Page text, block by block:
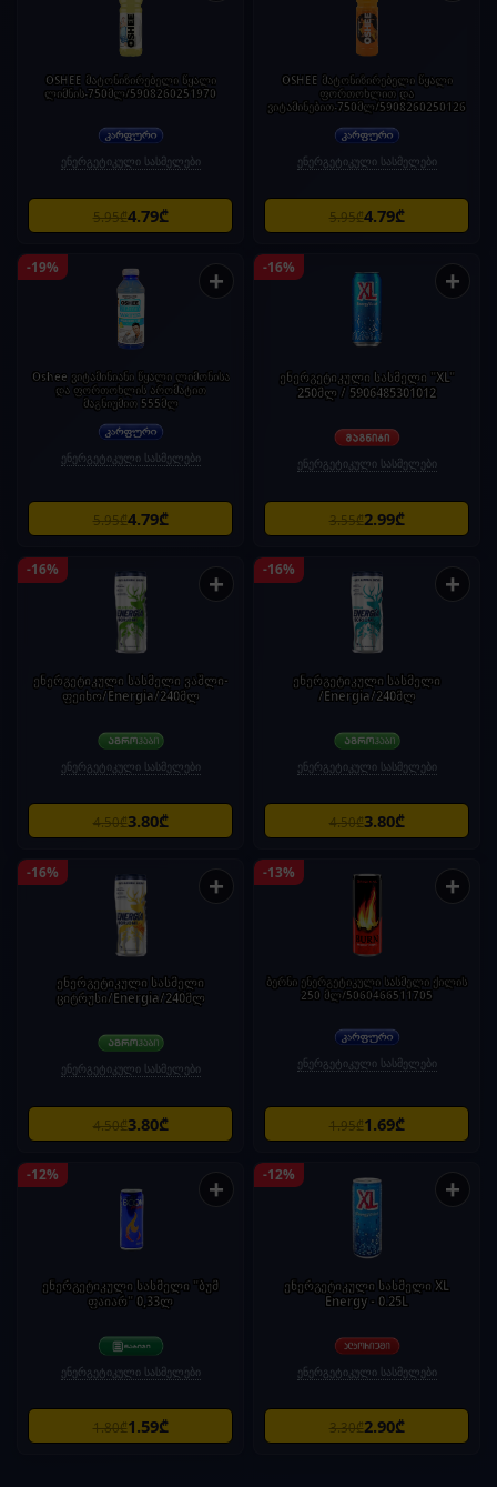
OSHEE მატონიზირებელი წყალი
ლიმნის-750მლ/5908260251970
ენერგეტიკული სასმელები
5.95₾4.79₾
OSHEE მატონიზირებელი წყალი
ფორთოხლით და
ვიტამინებით-750მლ/5908260250126
ენერგეტიკული სასმელები
5.95₾4.79₾
-19% +
Oshee ვიტამინიანი წყალი ლიმონისა
და ფორთოხლის არომატით
მაგნიუმით 555მლ
ენერგეტიკული სასმელები
5.95₾4.79₾
-16% +
ენერგეტიკული სასმელი "XL"
250მლ / 5906485301012
ენერგეტიკული სასმელები
3.55₾2.99₾
-16% +
ენერგეტიკული სასმელი ვაშლი-
ფეიხო/Energia/240მლ
ენერგეტიკული სასმელები
4.50₾3.80₾
-16% +
ენერგეტიკული სასმელი
/Energia/240მლ
ენერგეტიკული სასმელები
4.50₾3.80₾
-16% +
ენერგეტიკული სასმელი
ციტრუსი/Energia/240მლ
ენერგეტიკული სასმელები
4.50₾3.80₾
-13% +
ბერნი ენერგეტიკული სასმელი ქილის
250 მლ/5060466511705
ენერგეტიკული სასმელები
1.95₾1.69₾
-12% +
ენერგეტიკული სასმელი "ბუმ
ფაიარ" 0,33ლ
ენერგეტიკული სასმელები
1.80₾1.59₾
-12% +
ენერგეტიკული სასმელი XL
Energy - 0.25L
ენერგეტიკული სასმელები
3.30₾2.90₾